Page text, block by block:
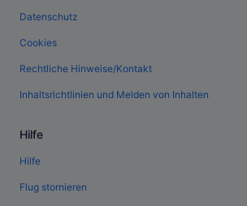
Datenschutz
Cookies
Rechtliche Hinweise/Kontakt
Inhaltsrichtlinien und Melden von Inhalten
Hilfe
Hilfe
Flug stornieren